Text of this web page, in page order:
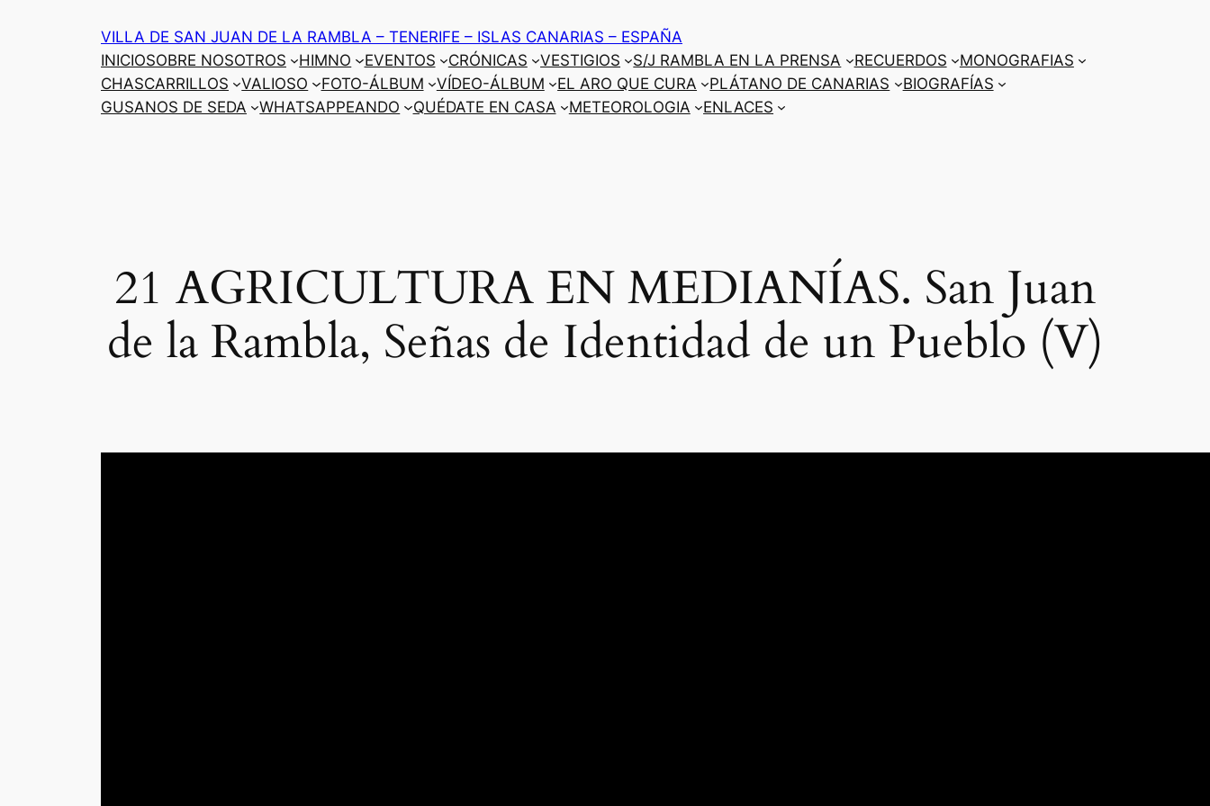
VILLA DE SAN JUAN DE LA RAMBLA – TENERIFE – ISLAS CANARIAS – ESPAÑA
INICIOSOBRE NOSOTROS HIMNO EVENTOS CRÓNICAS VESTIGIOS S/J RAMBLA EN LA PRENSA RECUERDOS
MONOGRAFIAS
CHASCARRILLOS
VALIOSO FOTO-ÁLBUM VÍDEO-ÁLBUM EL ARO QUE CURA PLÁTANO DE CANARIAS
BIOGRAFÍAS
GUSANOS DE SEDA
WHATSAPPEANDO QUÉDATE EN CASA METEOROLOGIA ENLACES
21 AGRICULTURA EN MEDIANÍAS. San Juan
de la Rambla, Señas de Identidad de un Pueblo (V)